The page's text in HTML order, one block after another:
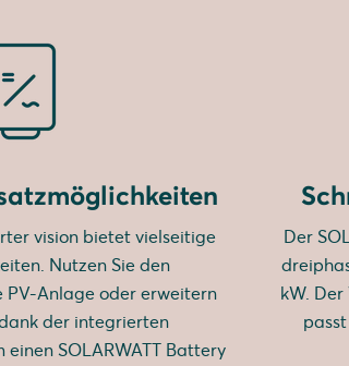
vision bietet vielseitige
Nutzen Sie den
PV-Anlage oder erweitern
der integrierten
SOLARWATT Battery
Der
kW.